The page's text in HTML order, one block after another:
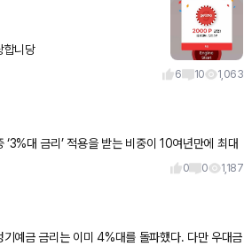
합니당
6 10 1,063
대 금리’ 적용을 받는 비중이 10여년만에 최대
0 0 1,187
예금 금리는 이미 4%대를 돌파했다. 다만 우대금